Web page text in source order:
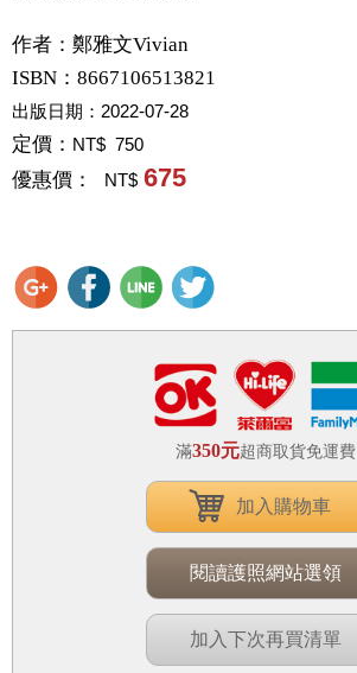
作者： 鄭雅文Vivian
ISBN：8667106513821
出版日期： 2022-07-28
定價： NT$ 750
優惠價： NT$ 675
滿350元超商取貨免運費
加入購物車
閱讀護照網站選領
加入下次再買清單